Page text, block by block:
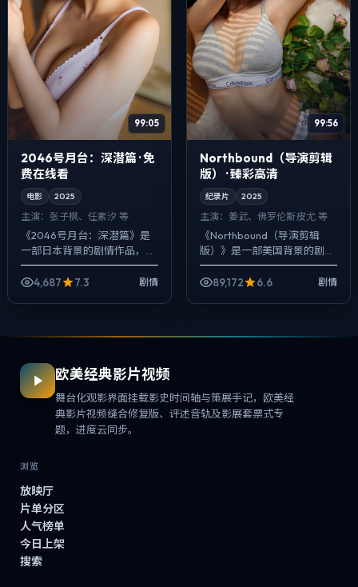
99:05
2046号月台：深潜篇 · 免
费在线看
电影 2025
主演： 张子枫、任素汐 等
《2046号月台：深潜篇》是
一部日本背景的剧情作品，
2025年公映，由徐克执导，
张子枫、任素汐、咏梅等主
4,687 7.3 剧情
99:56
Northbound（导演剪辑
版） · 臻彩高清
纪录片 2025
主演： 姜武、佛罗伦斯·皮尤 等
《Northbound（导演剪辑
版）》是一部美国背景的剧情
作品，2025年公映，由林超
贤执导，姜武、佛罗伦斯·皮
89,172 6.6 剧情
欧美经典影片视频
舞台化观影界面挂载影史时间轴与策展手记，欧美经
典影片视频缝合修复版、评述音轨及影展套票式专
题，进度云同步。
浏览
放映厅
片单分区
人气榜单
今日上架
搜索